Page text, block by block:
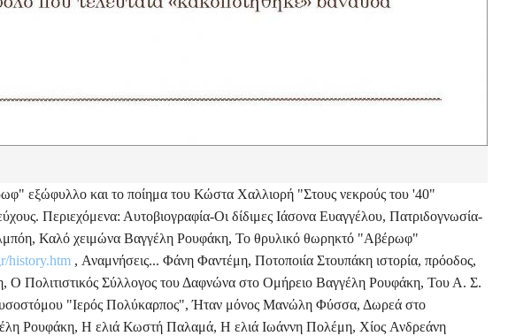
εξώφυλλο και το ποίημα του Κώστα Χαλλιορή "Στους νεκρούς του '40"
Περιεχόμενα: Αυτοβιογραφία-Οι δίδιμες Ιάσονα Ευαγγέλου, Πατριδογνωσία-
Καλό χειμώνα Βαγγέλη Ρουφάκη, Το θρυλικό θωρηκτό "Αβέρωφ"
history.htm , Αναμνήσεις... Φάνη Φαντέμη, Ποτοποιία Στουπάκη ιστορία, πρόοδος,
Ο Πολιτιστικός Σύλλογος του Δαφνώνα στο Ομήρειο Βαγγέλη Ρουφάκη, Του Α. Σ.
"Ιερός Πολύκαρπος", Ήταν μόνος Μανώλη Φύσσα, Δωρεά στο
Ρουφάκη, Η ελιά Κωστή Παλαμά, Η ελιά Ιωάννη Πολέμη, Χίος Ανδρεάνη